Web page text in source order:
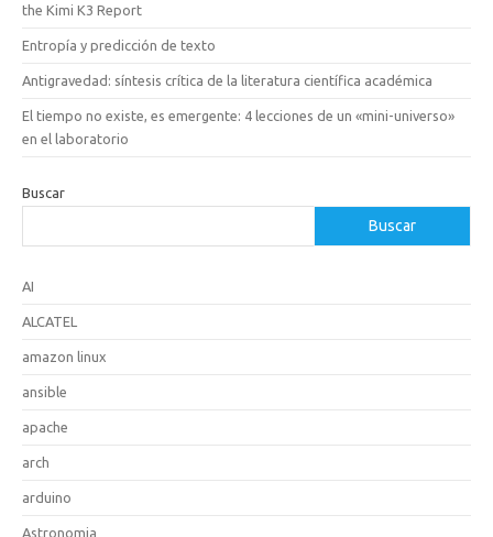
the Kimi K3 Report
Entropía y predicción de texto
Antigravedad: síntesis crítica de la literatura científica académica
El tiempo no existe, es emergente: 4 lecciones de un «mini-universo»
en el laboratorio
Buscar
Buscar
AI
ALCATEL
amazon linux
ansible
apache
arch
arduino
Astronomia